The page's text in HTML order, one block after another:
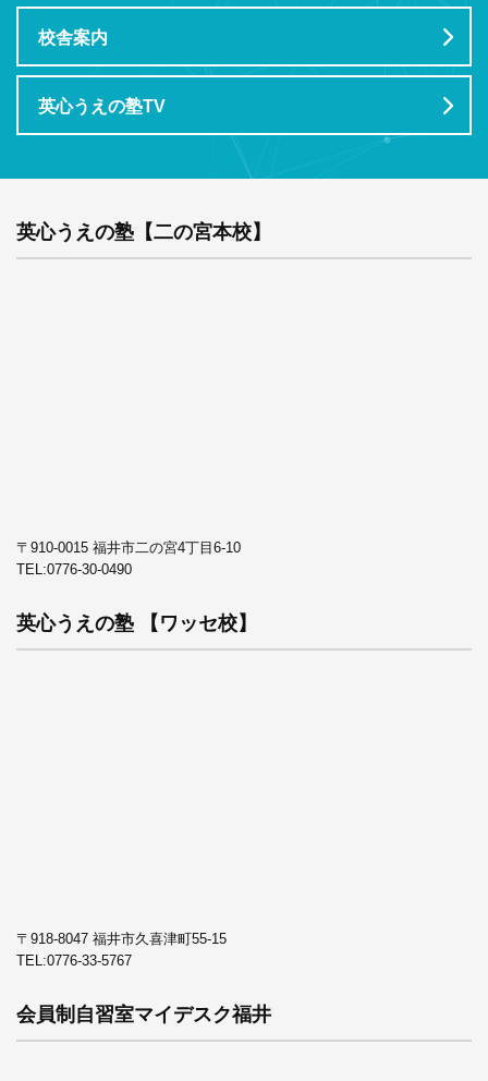
校舎案内
英心うえの塾TV
英心うえの塾【二の宮本校】
〒910-0015 福井市二の宮4丁目6-10
TEL:0776-30-0490
英心うえの塾 【ワッセ校】
〒918-8047 福井市久喜津町55-15
TEL:0776-33-5767
会員制自習室マイデスク福井